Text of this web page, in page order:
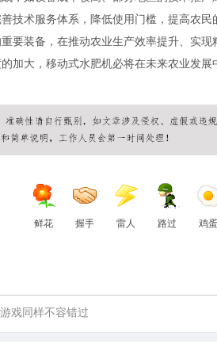
技术服务体系，降低使用门槛，提高农民
要装备，在推动农业生产效率提升、实
加大，移动式水肥机必将在未来农业发
鲜花 握手 雷人 路过 鸡蛋
戏同样不容错过